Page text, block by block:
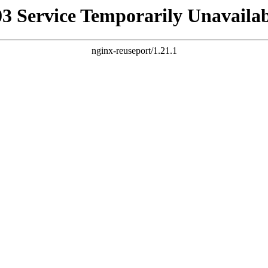
Service Temporarily
nginx-reuseport/1.21.1